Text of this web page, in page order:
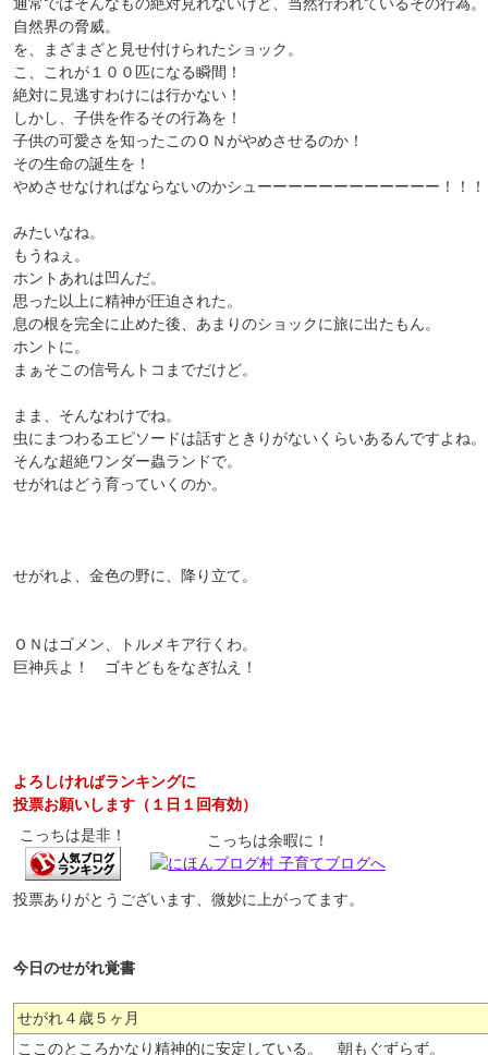
自然界の脅威。
を、まざまざと見せ付けられたショック。
こ、これが１００匹になる瞬間！
絶対に見逃すわけには行かない！
しかし、子供を作るその行為を！
子供の可愛さを知ったこのＯＮがやめさせるのか！
その生命の誕生を！
やめさせなければならないのかシューーーーーーーーーーーー！！！
みたいなね。
もうねぇ。
ホントあれは凹んだ。
思った以上に精神が圧迫された。
息の根を完全に止めた後、あまりのショックに旅に出たもん。
ホントに。
まぁそこの信号んトコまでだけど。
まま、そんなわけでね。
虫にまつわるエピソードは話すときりがないくらいあるんですよね。
そんな超絶ワンダー蟲ランドで。
せがれはどう育っていくのか。
せがれよ、金色の野に、降り立て。
ＯＮはゴメン、トルメキア行くわ。
巨神兵よ！ ゴキどもをなぎ払え！
よろしければランキングに
投票お願いします（１日１回有効）
こっちは是非！
こっちは余暇に！
投票ありがとうございます、微妙に上がってます。
今日のせがれ覚書
せがれ４歳５ヶ月
ここのところかなり精神的に安定している。 朝もぐずらず。